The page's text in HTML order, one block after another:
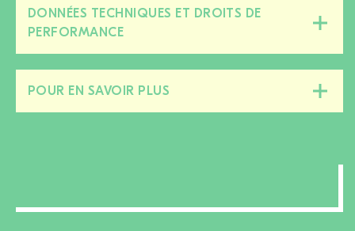
DONNÉES TECHNIQUES ET DROITS DE
PERFORMANCE
POUR EN SAVOIR PLUS
cette